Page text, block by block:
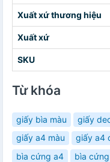
Xuất xứ thương hiệu
Xuất xứ
SKU
Từ khóa
giấy bìa màu giấy
giấy a4 màu
giấy a4
bìa cứng a4
bìa